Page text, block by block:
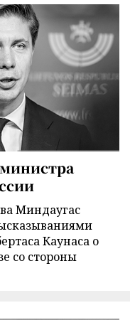
Миндаугас
Каунаса о
со стороны